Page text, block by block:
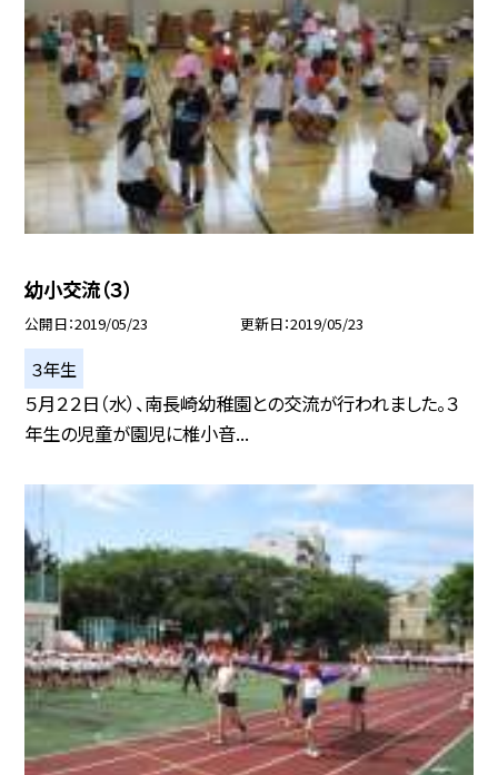
幼小交流（３）
公開日 2019/05/23 更新日 2019/05/23
３年生
５月２２日（水）、南長崎幼稚園との交流が行われました。３
年生の児童が園児に椎小音...